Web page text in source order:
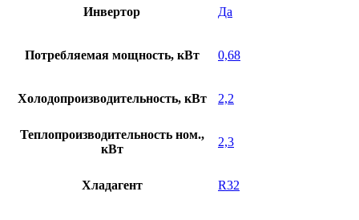
Инвертор Да
Потребляемая мощность, кВт 0,68
Холодопроизводительность, кВт 2,2
Теплопроизводительность ном.,
кВт
2,3
Хладагент R32